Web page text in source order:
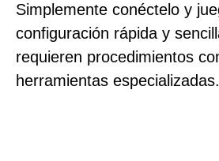
Simplemente conéctelo y
configuración rápida y
requieren procedimientos
herramientas especializadas.